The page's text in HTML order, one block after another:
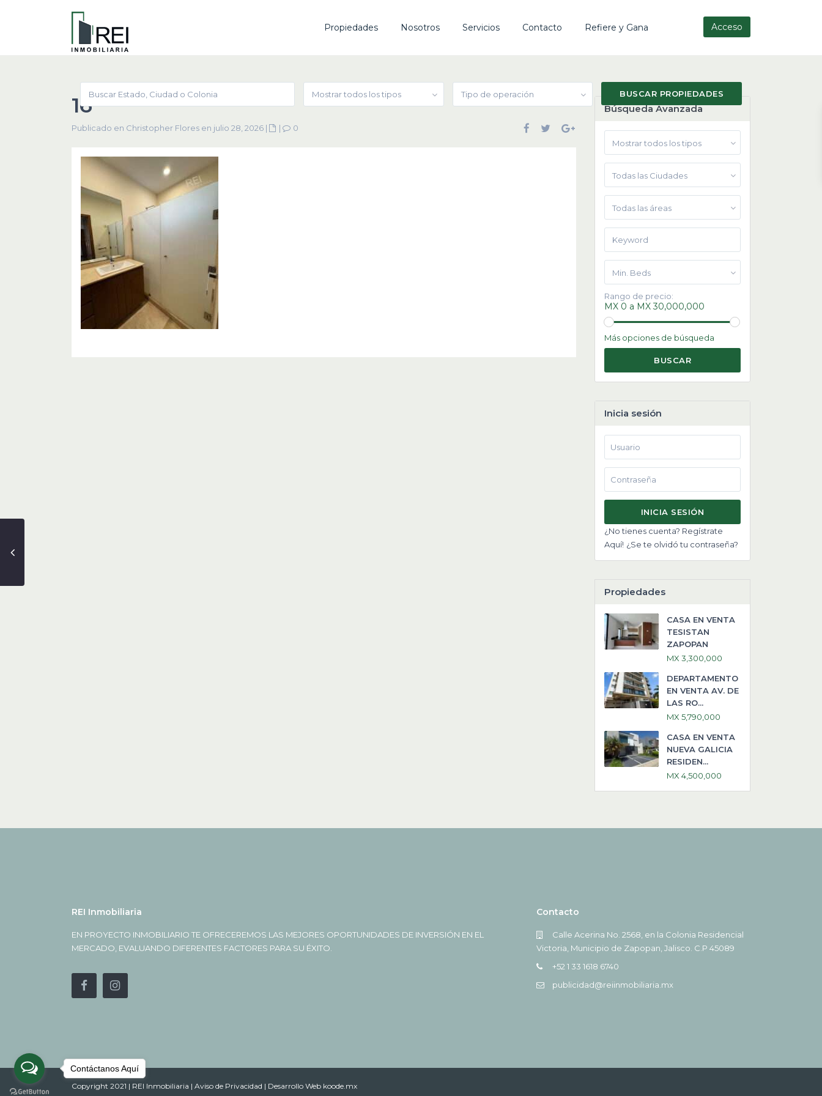
Acceso
Propiedades Nosotros Servicios Contacto Refiere y Gana
Mostrar todos los tipos Tipo de operación
16
Publicado en Christopher Flores en julio 28, 2026 | | 0
Búsqueda Avanzada
Mostrar todos los tipos
Todas las Ciudades
Todas las áreas
Min. Beds
Rango de precio:
MX 0 a MX 30,000,000
Más opciones de búsqueda
BUSCAR
Inicia sesión
INICIA SESIÓN
¿No tienes cuenta? Regístrate
Aquí! ¿Se te olvidó tu contraseña?
Propiedades
CASA EN VENTA
TESISTAN
ZAPOPAN
MX 3,300,000
DEPARTAMENTO
EN VENTA AV. DE
LAS RO...
MX 5,790,000
CASA EN VENTA
NUEVA GALICIA
RESIDEN...
MX 4,500,000
REI Inmobiliaria
EN PROYECTO INMOBILIARIO TE OFRECEREMOS LAS MEJORES OPORTUNIDADES DE INVERSIÓN EN EL
MERCADO, EVALUANDO DIFERENTES FACTORES PARA SU ÉXITO.
Contacto
Calle Acerina No. 2568, en la Colonia Residencial
Victoria, Municipio de Zapopan, Jalisco. C.P 45089
+52 1 33 1618 6740
publicidad@reiinmobiliaria.mx
Copyright 2021 | REI Inmobiliaria | Aviso de Privacidad | Desarrollo Web koode.mx
Contáctanos Aquí